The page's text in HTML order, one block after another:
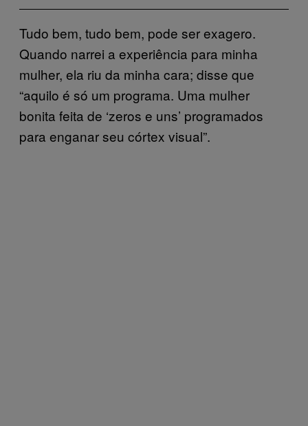
Tudo bem, tudo bem, pode ser exagero.
Quando narrei a experiência para minha
mulher, ela riu da minha cara; disse que
“aquilo é só um programa. Uma mulher
bonita feita de ‘zeros e uns’ programados
para enganar seu córtex visual”.